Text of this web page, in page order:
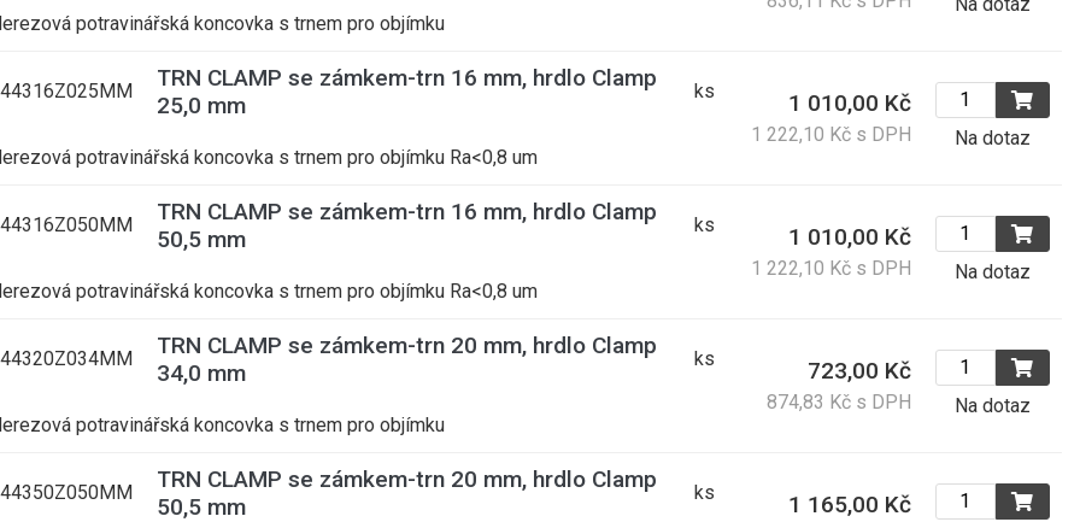
potravinářská koncovka s trnem pro objímku
TRN CLAMP se zámkem-trn 16 mm, hrdlo Clamp
25,0 mm
ks 1 010,00 Kč
1 222,10 Kč s DPH
Na dotaz
potravinářská koncovka s trnem pro objímku Ra<0,8 um
TRN CLAMP se zámkem-trn 16 mm, hrdlo Clamp
50,5 mm
ks 1 010,00 Kč
1 222,10 Kč s DPH
Na dotaz
potravinářská koncovka s trnem pro objímku Ra<0,8 um
TRN CLAMP se zámkem-trn 20 mm, hrdlo Clamp
34,0 mm
ks 723,00 Kč
874,83 Kč s DPH
Na dotaz
potravinářská koncovka s trnem pro objímku
TRN CLAMP se zámkem-trn 20 mm, hrdlo Clamp
50,5 mm
ks 1 165,00 Kč